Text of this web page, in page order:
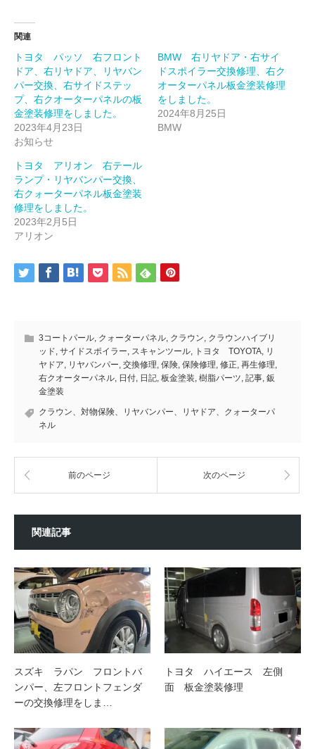
関連
トヨタ パッソ 右フロント
ドア、右リヤドア、リヤバン
パー交換、右サイドステッ
プ、右クオーターパネルの板
金塗装修理をしました。
2023年4月23日
お知らせ
BMW 右リヤドア・右サイ
ドスポイラー交換修理、右ク
オーターパネル板金塗装修理
をしました。
2024年8月25日
BMW
トヨタ アリオン 右テール
ランプ・リヤバンパー交換、
右クォーターパネル板金塗装
修理をしました。
2023年2月5日
アリオン
3コートパール, クォーターパネル, クラウン, クラウンハイブリ
ッド, サイドスポイラー, スキャンツール, トヨタ TOYOTA, リ
ヤドア, リヤバンパー, 交換修理, 保険, 保険修理, 修正, 再生修理,
右クオーターパネル, 日付, 日記, 板金塗装, 樹脂パーツ, 記事, 鈑
金塗装
クラウン、対物保険、リヤバンパー、リヤドア、クォーターパ
ネル
前のページ 次のページ
関連記事
スズキ ラパン フロントバ
ンパー、左フロントフェンダ
ーの交換修理をしま…
トヨタ ハイエース 左側
面 板金塗装修理